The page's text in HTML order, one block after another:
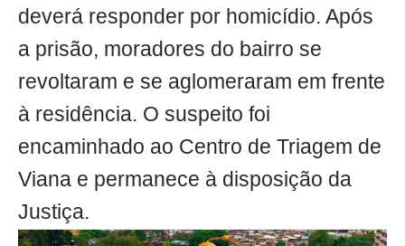
deverá responder por homicídio. Após
a prisão, moradores do bairro se
revoltaram e se aglomeraram em frente
à residência. O suspeito foi
encaminhado ao Centro de Triagem de
Viana e permanece à disposição da
Justiça.